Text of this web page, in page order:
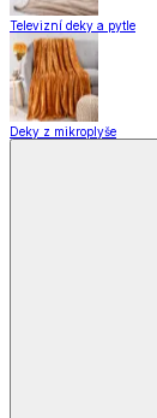
Televizní deky a pytle
Deky z mikroplyše